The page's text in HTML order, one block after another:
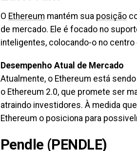
O Ethereum mantém sua posição
de mercado. Ele é focado no
inteligentes, colocando-o no centro
Desempenho Atual de Mercado
Atualmente, o Ethereum está
o Ethereum 2.0, que promete ser
atraindo investidores. À medida
Ethereum o posiciona para
Pendle (PENDLE)